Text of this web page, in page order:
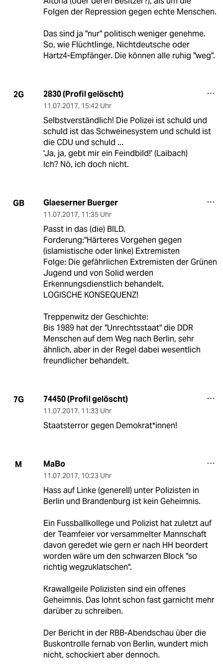
Folgen der Repression gegen echte Menschen.
Das sind ja "nur" politisch weniger genehme.
So, wie Flüchtlinge, Nichtdeutsche oder
Hartz4-Empfänger. Die können alle ruhig "weg".
2G 2830 (Profil gelöscht)
11.07.2017, 15:42 Uhr
Selbstverständlich! Die Polizei ist schuld und
schuld ist das Schweinesystem und schuld ist
die CDU und schuld ...
'Ja, ja, gebt mir ein Feindbild!' (Laibach)
Ich? Nö, ich doch nicht.
GB Glaeserner Buerger
11.07.2017, 11:35 Uhr
Passt in das (die) BILD.
Forderung:"Härteres Vorgehen gegen
(islamistische oder linke) Extremisten
Folge: Die gefährlichen Extremisten der Grünen
Jugend und von Solid werden
Erkennungsdienstlich behandelt.
LOGISCHE KONSEQUENZ!
Treppenwitz der Geschichte:
Bis 1989 hat der "Unrechtsstaat" die DDR
Menschen auf dem Weg nach Berlin, sehr
ähnlich, aber in der Regel dabei wesentlich
freundlicher behandelt.
7G 74450 (Profil gelöscht)
11.07.2017, 11:33 Uhr
Staatsterror gegen Demokrat*innen!
M MaBo
11.07.2017, 10:23 Uhr
Hass auf Linke (generell) unter Polizisten in
Berlin und Brandenburg ist kein Geheimnis.
Ein Fussballkollege und Polizist hat zuletzt auf
der Teamfeier vor versammelter Mannschaft
davon geredet wie gern er nach HH beordert
worden wäre um den schwarzen Block "so
richtig wegzuklatschen".
Krawallgeile Polizisten sind ein offenes
Geheimnis. Das lohnt schon fast garnicht mehr
darüber zu schreiben.
Der Bericht in der RBB-Abendschau über die
Buskontrolle fernab von Berlin, wundert mich
nicht, schockiert aber dennoch.